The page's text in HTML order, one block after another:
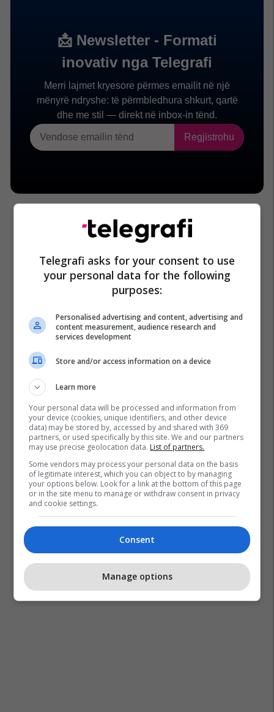
Telegrafi asks for your consent to use
your personal data for the following
purposes:
Personalised advertising and content, advertising and
content measurement, audience research and
services development
Store and/or access information on a device
Learn more
Your personal data will be processed and information from
your device (cookies, unique identifiers, and other device
data) may be stored by, accessed by and shared with 369
partners, or used specifically by this site. We and our partners
may use precise geolocation data. List of partners.
Some vendors may process your personal data on the basis
of legitimate interest, which you can object to by managing
your options below. Look for a link at the bottom of this page
or in the site menu to manage or withdraw consent in privacy
and cookie settings.
Consent
Manage options